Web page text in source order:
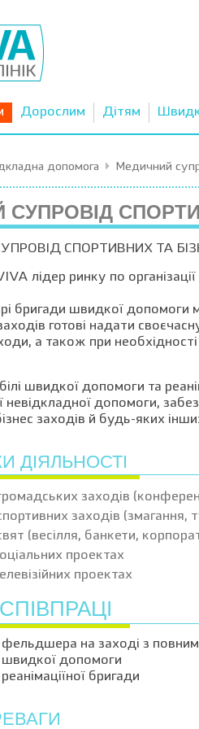
Дорослим Дітям
допомога Медичний
лідер ринку по
бригади швидкої
готові надати
а також при
швидкої допомоги та
допомоги,
заходів й будь-яких
ДІЯЛЬНОСТІ
заходів
заходів (змагання,
(весілля, банкети,
проектах
проектах
фельдшера на заході з
швидкої допомоги
бригади